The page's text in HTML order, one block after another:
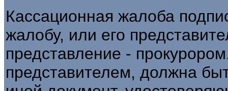
Кассационная жалоба
жалобу, или его
представление -
представителем, должна